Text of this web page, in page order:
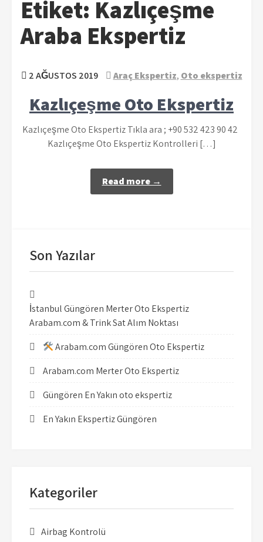
Etiket: Kazlıçeşme
Araba Ekspertiz
2 AĞUSTOS 2019 Araç Ekspertiz, Oto ekspertiz
Kazlıçeşme Oto Ekspertiz
Kazlıçeşme Oto Ekspertiz Tıkla ara ; +90 532 423 90 42
Kazlıçeşme Oto Ekspertiz Kontrolleri […]
Read more →
Son Yazılar
İstanbul Güngören Merter Oto Ekspertiz
Arabam.com & Trink Sat Alım Noktası
Arabam.com Güngören Oto Ekspertiz
Arabam.com Merter Oto Ekspertiz
Güngören En Yakın oto ekspertiz
En Yakın Ekspertiz Güngören
Kategoriler
Airbag Kontrolü